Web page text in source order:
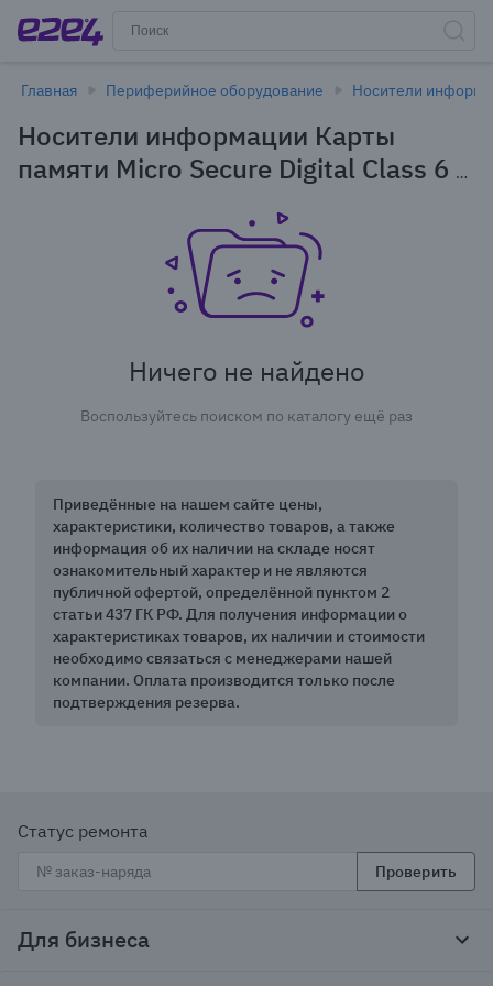
Главная Периферийное оборудование Носители
Носители информации Карты
памяти Micro Secure Digital Class 6 в
Ничего не найдено
Воспользуйтесь поиском по каталогу ещё раз
Приведённые на нашем сайте цены,
характеристики, количество товаров, а также
информация об их наличии на складе носят
ознакомительный характер и не являются
публичной офертой, определённой пунктом 2
статьи 437 ГК РФ. Для получения информации о
характеристиках товаров, их наличии и стоимости
необходимо связаться с менеджерами нашей
компании. Оплата производится только после
подтверждения резерва.
Статус ремонта
Проверить
Для бизнеса